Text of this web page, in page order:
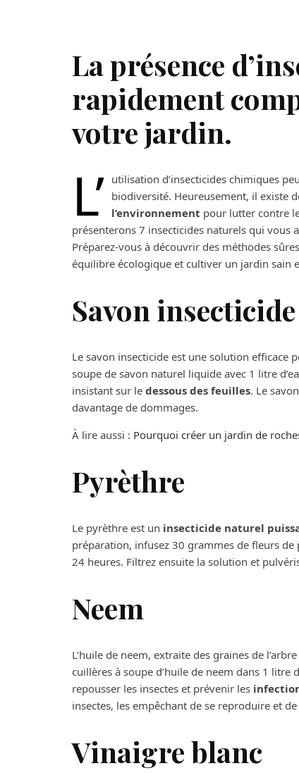
La présence
rapidement
votre jardin.
L’ utilisation d’insecticides chimiques
biodiversité. Heureusement, il existe
l’environnement pour lutter contre
présenterons 7 insecticides naturels qui
Préparez-vous à découvrir des méthodes
équilibre écologique et cultiver un jardin sain
Savon insecticide
Le savon insecticide est une solution efficace
soupe de savon naturel liquide avec 1 litre
insistant sur le dessous des feuilles. Le
davantage de dommages.
À lire aussi : Pourquoi créer un jardin de
Pyrèthre
Le pyrèthre est un insecticide naturel
préparation, infusez 30 grammes de fleurs de
24 heures. Filtrez ensuite la solution et
Neem
L’huile de neem, extraite des graines de
cuillères à soupe d’huile de neem dans 1 litre
repousser les insectes et prévenir les
insectes, les empêchant de se reproduire et
Vinaigre blanc